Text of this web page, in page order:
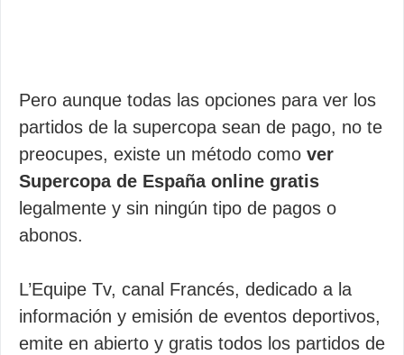
Pero aunque todas las opciones para ver los
partidos de la supercopa sean de pago, no te
preocupes, existe un método como ver
Supercopa de España online gratis
legalmente y sin ningún tipo de pagos o
abonos.
L’Equipe Tv, canal Francés, dedicado a la
información y emisión de eventos deportivos,
emite en abierto y gratis todos los partidos de